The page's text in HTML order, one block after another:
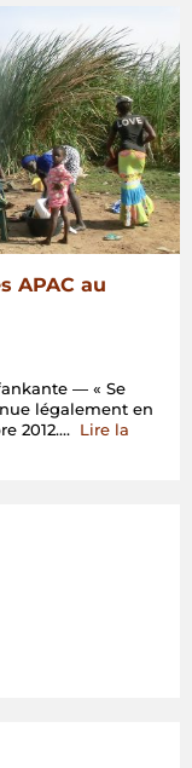
APAC au
— « Se
légalement en
2012.… Lire la